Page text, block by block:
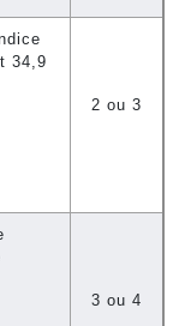
34,9
2 ou 3
3 ou 4